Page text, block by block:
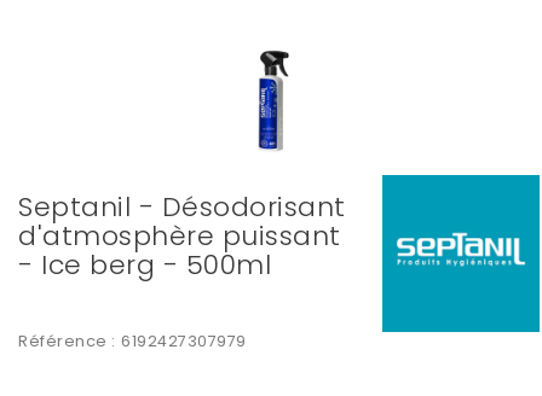
Septanil - Désodorisant
d'atmosphère puissant
- Ice berg - 500ml
Référence : 6192427307979